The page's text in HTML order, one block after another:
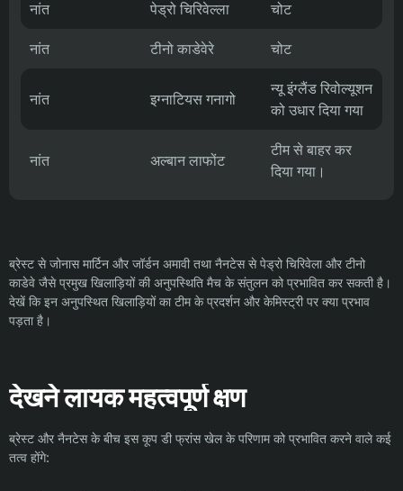
नांत पेड्रो चिरिवेल्ला चोट
नांत टीनो काडेवेरे चोट
नांत इग्नाटियस गनागो
न्यू इंग्लैंड रिवोल्यूशन
को उधार दिया गया
नांत अल्बान लाफोंट
टीम से बाहर कर
दिया गया।
ब्रेस्ट से जोनास मार्टिन और जॉर्डन अमावी तथा नैनटेस से पेड्रो चिरिवेला और टीनो
काडेवे जैसे प्रमुख खिलाड़ियों की अनुपस्थिति मैच के संतुलन को प्रभावित कर सकती है।
देखें कि इन अनुपस्थित खिलाड़ियों का टीम के प्रदर्शन और केमिस्ट्री पर क्या प्रभाव
पड़ता है।
देखने लायक महत्वपूर्ण क्षण
ब्रेस्ट और नैनटेस के बीच इस कूप डी फ्रांस खेल के परिणाम को प्रभावित करने वाले कई
तत्व होंगे: